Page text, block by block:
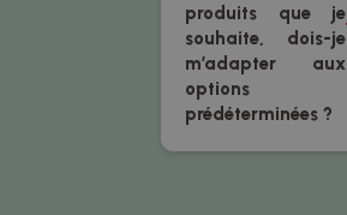
produits que je
souhaite, dois-je
m’adapter aux
options
prédéterminées ?